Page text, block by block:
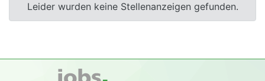
Leider wurden keine Stellenanzeigen gefunden.